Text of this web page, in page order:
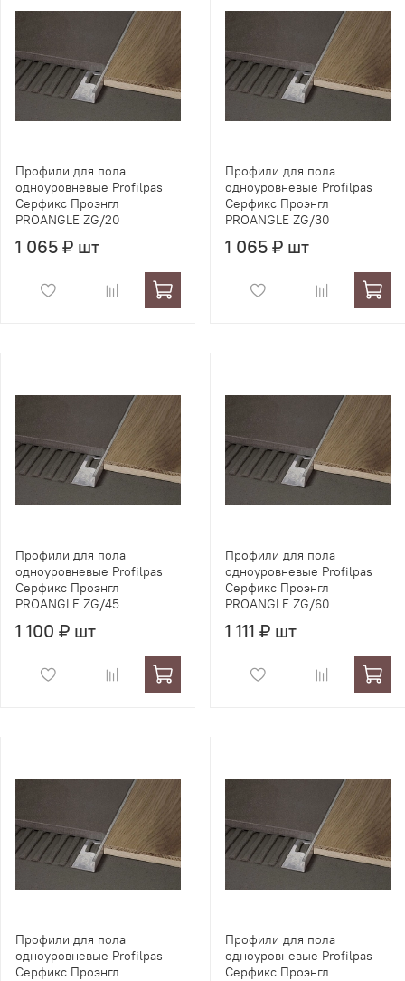
Профили для пола
одноуровневые Profilpas
Серфикс Проэнгл
PROANGLE ZG/20
1 065 ₽ шт
Профили для пола
одноуровневые Profilpas
Серфикс Проэнгл
PROANGLE ZG/30
1 065 ₽ шт
Профили для пола
одноуровневые Profilpas
Серфикс Проэнгл
PROANGLE ZG/45
1 100 ₽ шт
Профили для пола
одноуровневые Profilpas
Серфикс Проэнгл
PROANGLE ZG/60
1 111 ₽ шт
Профили для пола
одноуровневые Profilpas
Серфикс Проэнгл
Профили для пола
одноуровневые Profilpas
Серфикс Проэнгл